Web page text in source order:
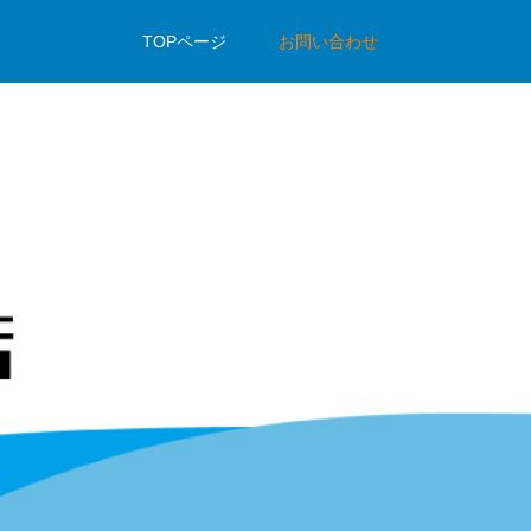
TOPページ お問い合わせ